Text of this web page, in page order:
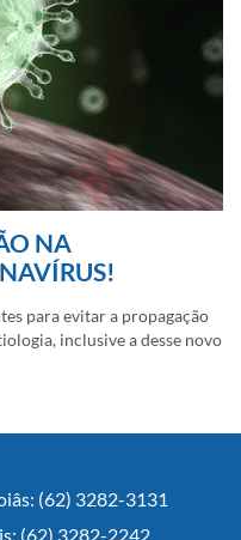
NA
para evitar a propagação
inclusive a desse novo
(62) 3282-3131
(62) 3282-2242